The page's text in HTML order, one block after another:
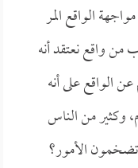
الواقع المر
من واقع نعتقد أنه
الواقع على أنه
وكثير من الناس
تضخمون الأمور؟